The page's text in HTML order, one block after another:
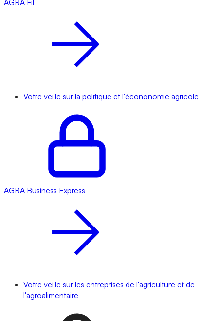
AGRA Fil
Votre veille sur la politique et l'écononomie agricole
AGRA Business Express
Votre veille sur les entreprises de l'agriculture et de
l'agroalimentaire